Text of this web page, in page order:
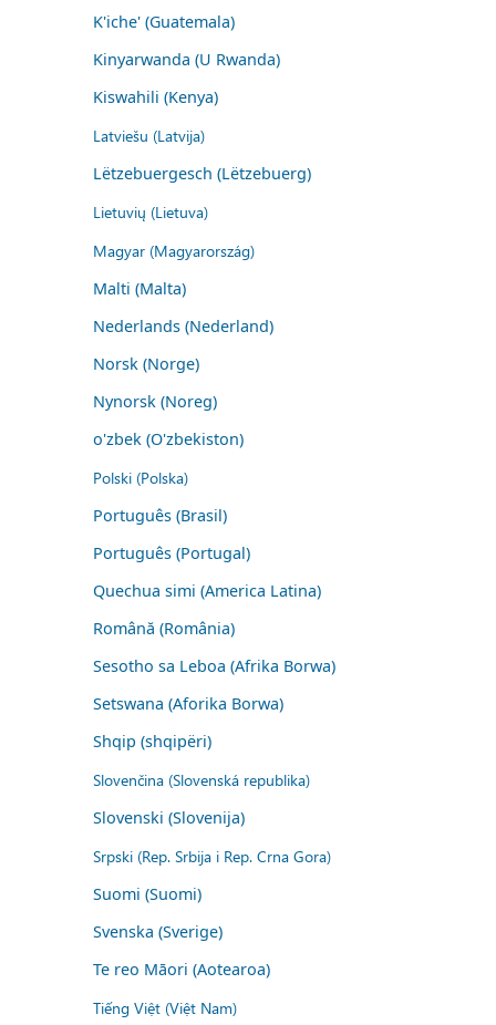
K'iche' (Guatemala)
Kinyarwanda (U Rwanda)
Kiswahili (Kenya)
Latviešu (Latvija)
Lëtzebuergesch (Lëtzebuerg)
Lietuvių (Lietuva)
Magyar (Magyarország)
Malti (Malta)
Nederlands (Nederland)
Norsk (Norge)
Nynorsk (Noreg)
o'zbek (O'zbekiston)
Polski (Polska)
Português (Brasil)
Português (Portugal)
Quechua simi (America Latina)
Română (România)
Sesotho sa Leboa (Afrika Borwa)
Setswana (Aforika Borwa)
Shqip (shqipëri)
Slovenčina (Slovenská republika)
Slovenski (Slovenija)
Srpski (Rep. Srbija i Rep. Crna Gora)
Suomi (Suomi)
Svenska (Sverige)
Te reo Māori (Aotearoa)
Tiếng Việt (Việt Nam)